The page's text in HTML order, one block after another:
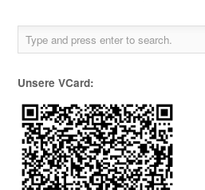
Unsere VCard: